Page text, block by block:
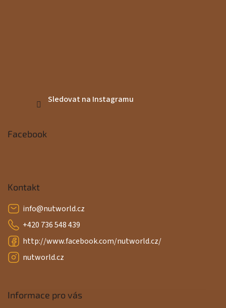
Sledovat na Instagramu
Facebook
Kontakt
info@nutworld.cz
+420 736 548 439
http://www.facebook.com/nutworld.cz/
nutworld.cz
Informace pro vás